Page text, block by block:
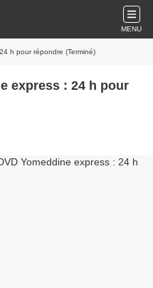
MENU
h pour répondre (Terminé)
express : 24 h pour